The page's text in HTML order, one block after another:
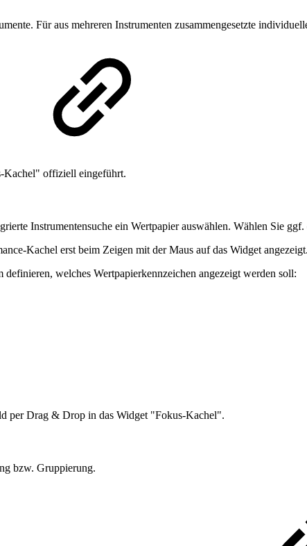
Für aus mehreren Instrumenten zusammengesetzte
Kachel" offiziell eingeführt.
Instrumentensuche ein Wertpapier auswählen. Wählen Sie
Kachel erst beim Zeigen mit der Maus auf das Widget angezeigt.
welches Wertpapierkennzeichen angezeigt werden soll:
per Drag & Drop in das Widget "Fokus-Kachel".
bzw. Gruppierung.